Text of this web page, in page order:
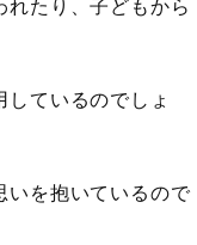
ているのでしょ
いを抱いているので